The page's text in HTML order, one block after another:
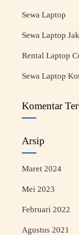
Sewa Laptop
Sewa Laptop
Rental Laptop
Sewa Laptop
Komentar
Arsip
Maret 2024
Mei 2023
Februari 2022
Agustus 2021